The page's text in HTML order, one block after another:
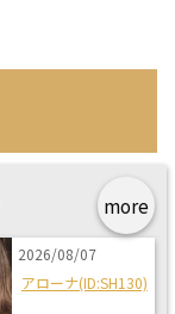
more
2026/08/07
アローナ(ID:SH130)